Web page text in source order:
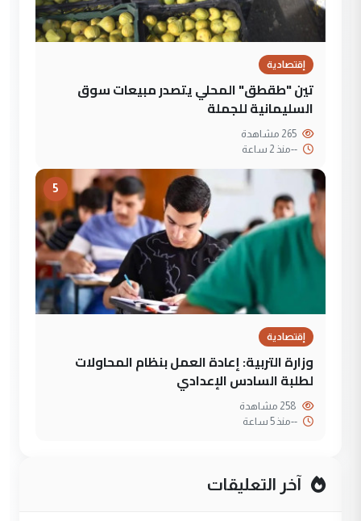
إقتصادية
تين "طقطق" المحلي يتصدر مبيعات سوق
السليمانية للجملة
--منذ 2 ساعة
5
إقتصادية
وزارة التربية: إعادة العمل بنظام المحاولات
لطلبة السادس الإعدادي
--منذ 5 ساعة
آخر التعليقات